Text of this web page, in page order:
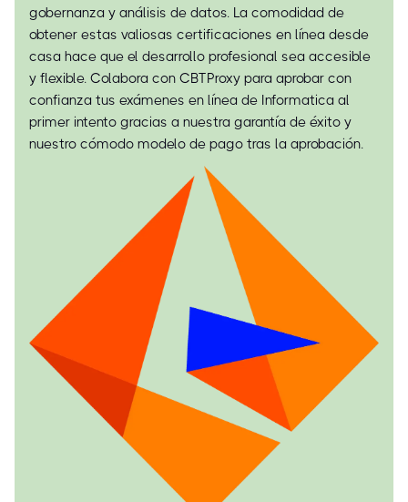
gobernanza y análisis de datos. La comodidad de
obtener estas valiosas certificaciones en línea desde
casa hace que el desarrollo profesional sea accesible
y flexible. Colabora con CBTProxy para aprobar con
confianza tus exámenes en línea de Informatica al
primer intento gracias a nuestra garantía de éxito y
nuestro cómodo modelo de pago tras la aprobación.